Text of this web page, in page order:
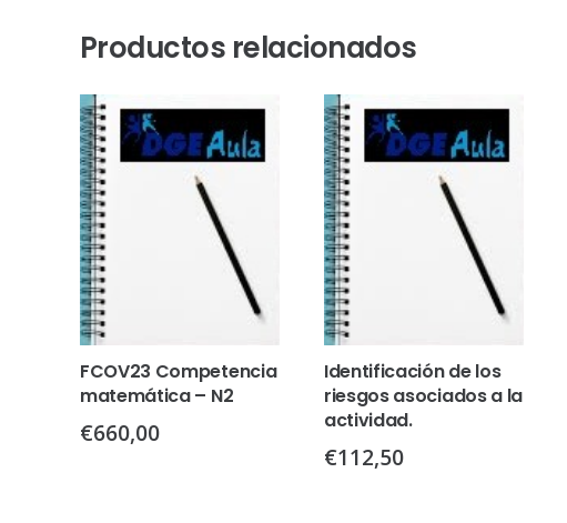
Productos relacionados
FCOV23 Competencia
matemática – N2
€660,00
Identificación de los
riesgos asociados a la
actividad.
€112,50